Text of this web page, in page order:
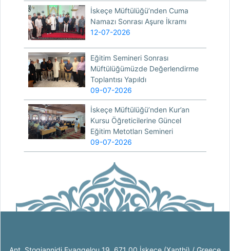
İskeçe Müftülüğü’nden Cuma
Namazı Sonrası Aşure İkramı
12-07-2026
Eğitim Semineri Sonrası
Müftülüğümüzde Değerlendirme
Toplantısı Yapıldı
09-07-2026
İskeçe Müftülüğü’nden Kur’an
Kursu Öğreticilerine Güncel
Eğitim Metotları Semineri
09-07-2026